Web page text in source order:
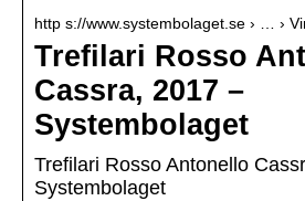
http s://www.systembolaget.se › … ›
Trefilari Rosso
Cassra, 2017 –
Systembolaget
Trefilari Rosso Antonello
Systembolaget